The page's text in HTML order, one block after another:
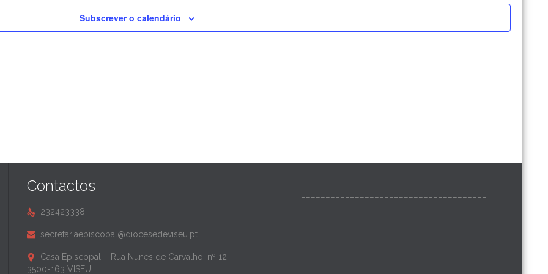
Subscrever o calendário
Contactos
 232423338
 secretariaepiscopal@diocesedeviseu.pt

Casa Episcopal – Rua Nunes de Carvalho, nº 12 –
3500-163 VISEU